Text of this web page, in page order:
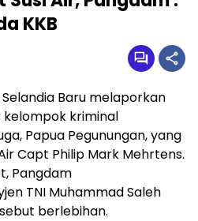
KKB
Baru melaporkan
kelompok kriminal
Papua Pegunungan, yang
Capt Philip Mark Mehrtens.
Pangdam
TNI Muhammad Saleh
berlebihan.